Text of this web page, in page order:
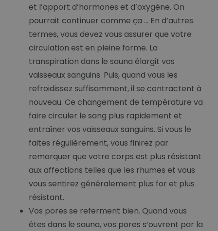
et l’apport d’hormones et d’oxygène. On
pourrait continuer comme ça … En d’autres
termes, vous devez vous assurer que votre
circulation est en pleine forme. La
transpiration dans le sauna élargit vos
vaisseaux sanguins. Puis, quand vous les
refroidissez suffisamment, il se contractent à
nouveau. Ce changement de température va
faire circuler le sang plus rapidement et
entraîner vos vaisseaux sanguins. Si vous le
faites régulièrement, vous finirez par
remarquer que votre corps est plus résistant
aux affections telles que les rhumes et vous
vous sentirez généralement plus for et plus
résistant.
Vos pores se referment bien. Quand vous
êtes dans le sauna, vos pores s’ouvrent par la